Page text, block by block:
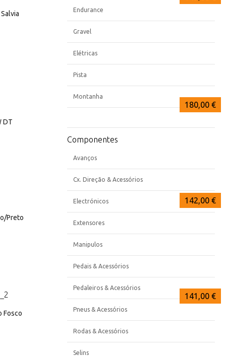
149,00 €
149,00 €
180,00 €
DT
142,99 €
142,47 €
142,00 €
Preto
141,00 €
141,00 €
141,00 €
Fosco
Endurance
Gravel
Elétricas
Pista
Montanha
Componentes
Avanços
Cx. Direção & Acessórios
Electrónicos
Extensores
Manipulos
Pedais & Acessórios
Pedaleiros & Acessórios
Pneus & Acessórios
Rodas & Acessórios
Selins